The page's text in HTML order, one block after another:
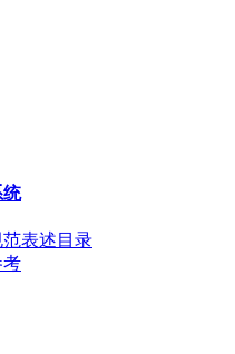
统
表述目录
考